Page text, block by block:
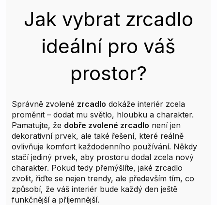
Jak vybrat zrcadlo
ideální pro váš
prostor?
Správně zvolené zrcadlo dokáže interiér zcela
proměnit – dodat mu světlo, hloubku a charakter.
Pamatujte, že dobře zvolené zrcadlo není jen
dekorativní prvek, ale také řešení, které reálně
ovlivňuje komfort každodenního používání. Někdy
stačí jediný prvek, aby prostoru dodal zcela nový
charakter. Pokud tedy přemýšlíte, jaké zrcadlo
zvolit, řiďte se nejen trendy, ale především tím, co
způsobí, že váš interiér bude každý den ještě
funkčnější a příjemnější.